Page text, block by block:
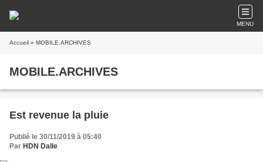
MENU
Accueil » MOBILE.ARCHIVES
MOBILE.ARCHIVES
Est revenue la pluie
Publié le 30/11/2019 à 05:40
Par HDN Dalle